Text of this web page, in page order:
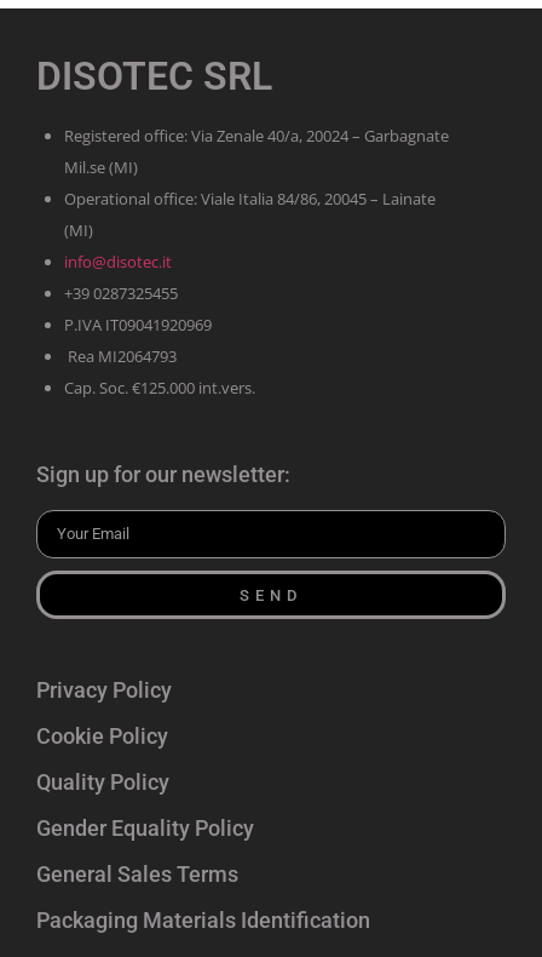
DISOTEC SRL
Registered office: Via Zenale 40/a, 20024 – Garbagnate
Mil.se (MI)
Operational office: Viale Italia 84/86, 20045 – Lainate
(MI)
info@disotec.it
+39 0287325455
P.IVA IT09041920969
Rea MI2064793
Cap. Soc. €125.000 int.vers.
Sign up for our newsletter:
SEND
Privacy Policy
Cookie Policy
Quality Policy
Gender Equality Policy
General Sales Terms
Packaging Materials Identification